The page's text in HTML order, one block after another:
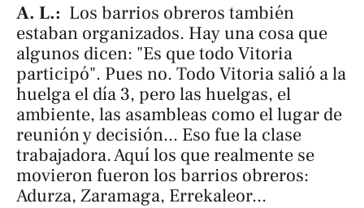
A. L.: Los barrios obreros también
estaban organizados. Hay una cosa que
algunos dicen: "Es que todo Vitoria
participó". Pues no. Todo Vitoria salió a la
huelga el día 3, pero las huelgas, el
ambiente, las asambleas como el lugar de
reunión y decisión... Eso fue la clase
trabajadora. Aquí los que realmente se
movieron fueron los barrios obreros:
Adurza, Zaramaga, Errekaleor...